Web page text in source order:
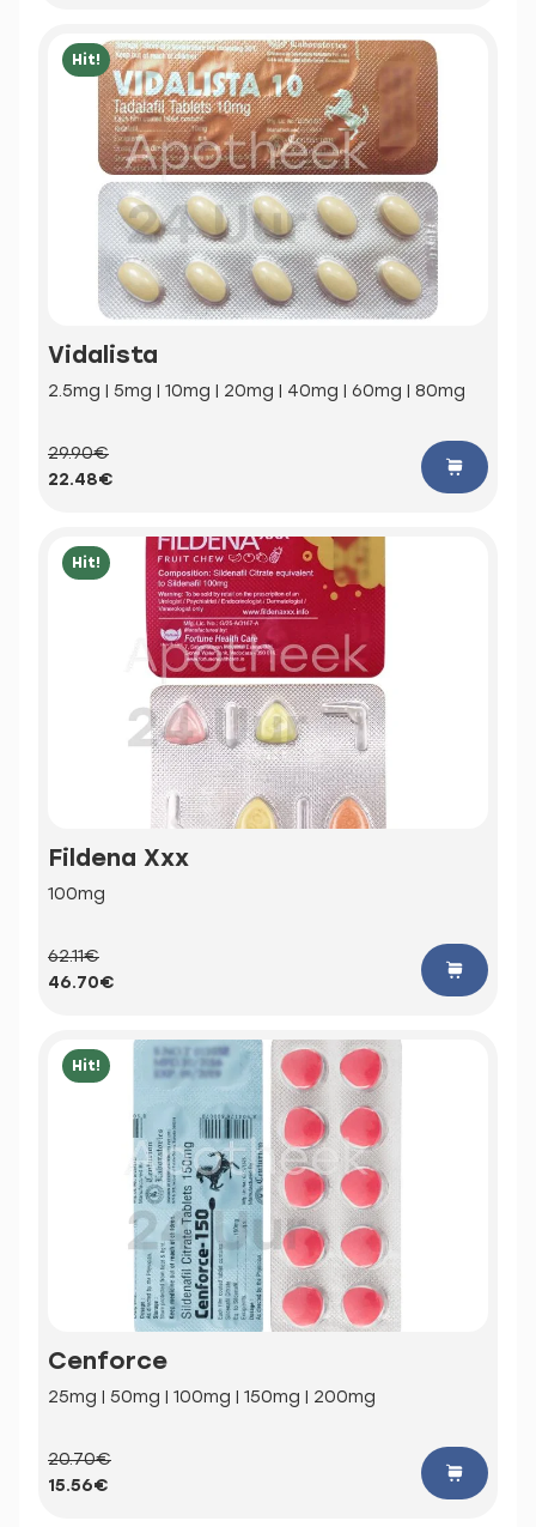
Hit!
Vidalista
2.5mg | 5mg | 10mg | 20mg | 40mg | 60mg | 80mg
29.90€
22.48€
Hit!
Fildena Xxx
100mg
62.11€
46.70€
Hit!
Cenforce
25mg | 50mg | 100mg | 150mg | 200mg
20.70€
15.56€